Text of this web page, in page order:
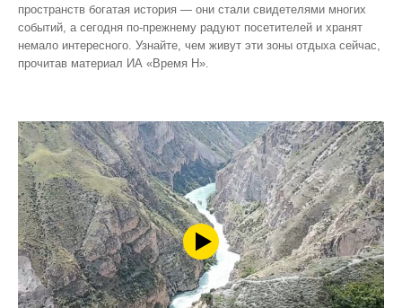
пространств богатая история — они стали свидетелями многих
событий, а сегодня по‑прежнему радуют посетителей и хранят
немало интересного. Узнайте, чем живут эти зоны отдыха сейчас,
прочитав материал ИА «Время Н».